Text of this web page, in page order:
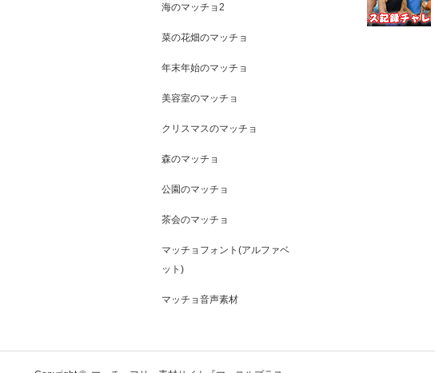
海のマッチョ2
菜の花畑のマッチョ
年末年始のマッチョ
美容室のマッチョ
クリスマスのマッチョ
森のマッチョ
公園のマッチョ
茶会のマッチョ
マッチョフォント(アルファベ
ット)
マッチョ音声素材